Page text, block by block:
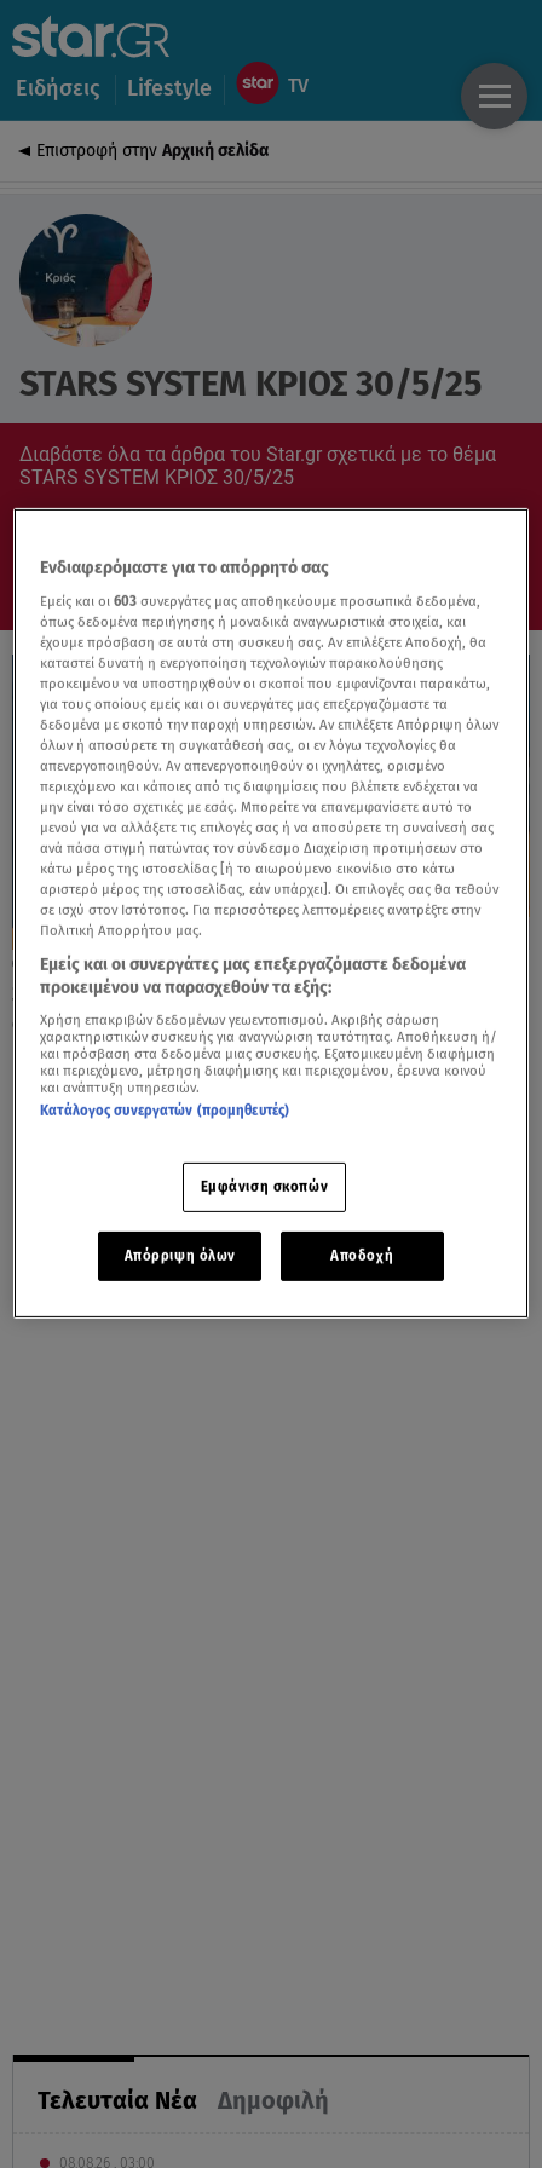
Ειδήσεις Lifestyle
Επιστροφή στην Αρχική σελίδα
STARS SYSTEM ΚΡΙΟΣ 30/5/25
Διαβάστε όλα τα άρθρα του Star.gr σχετικά με το θέμα
STARS SYSTEM ΚΡΙΟΣ 30/5/25
31.05.25, 14:08
Stars System Kριός: «Σημαντικές
συζητήσεις για τα οικονομικά»
Τελευταία Νέα Δημοφιλή
08.08.26 , 03:00
Ενδιαφερόμαστε για το απόρρητό σας
Εμείς και οι603 συνεργάτες μας αποθηκεύουμε προσωπικά δεδομένα,
όπως δεδομένα περιήγησης ή μοναδικά αναγνωριστικά στοιχεία, και
έχουμε πρόσβαση σε αυτά στη συσκευή σας. Αν επιλέξετε Αποδοχή, θα
καταστεί δυνατή η ενεργοποίηση τεχνολογιών παρακολούθησης
προκειμένου να υποστηριχθούν οι σκοποί που εμφανίζονται παρακάτω,
για τους οποίους εμείς και οι συνεργάτες μας επεξεργαζόμαστε τα
δεδομένα με σκοπό την παροχή υπηρεσιών. Αν επιλέξετε Απόρριψη όλων
όλων ή αποσύρετε τη συγκατάθεσή σας, οι εν λόγω τεχνολογίες θα
απενεργοποιηθούν. Αν απενεργοποιηθούν οι ιχνηλάτες, ορισμένο
περιεχόμενο και κάποιες από τις διαφημίσεις που βλέπετε ενδέχεται να
μην είναι τόσο σχετικές με εσάς. Μπορείτε να επανεμφανίσετε αυτό το
μενού για να αλλάξετε τις επιλογές σας ή να αποσύρετε τη συναίνεσή σας
ανά πάσα στιγμή πατώντας τον σύνδεσμο Διαχείριση προτιμήσεων στο
κάτω μέρος της ιστοσελίδας [ή το αιωρούμενο εικονίδιο στο κάτω
αριστερό μέρος της ιστοσελίδας, εάν υπάρχει]. Οι επιλογές σας θα τεθούν
σε ισχύ στον Ιστότοπος. Για περισσότερες λεπτομέρειες ανατρέξτε στην
Πολιτική Απορρήτου μας.
Εμείς και οι συνεργάτες μας επεξεργαζόμαστε δεδομένα
προκειμένου να παρασχεθούν τα εξής:
Χρήση επακριβών δεδομένων γεωεντοπισμού. Ακριβής σάρωση
χαρακτηριστικών συσκευής για αναγνώριση ταυτότητας. Αποθήκευση ή/
και πρόσβαση στα δεδομένα μιας συσκευής. Εξατομικευμένη διαφήμιση
και περιεχόμενο, μέτρηση διαφήμισης και περιεχομένου, έρευνα κοινού
και ανάπτυξη υπηρεσιών.
Κατάλογος συνεργατών (προμηθευτές)
Εμφάνιση σκοπών
Απόρριψη όλων Αποδοχή